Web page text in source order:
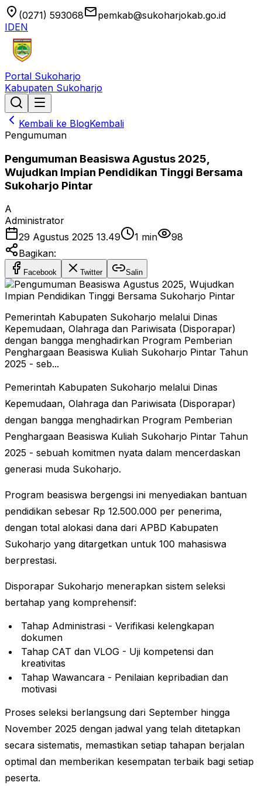
location_on (0271) 593068emailpemkab@sukoharjokab.go.id
IDEN
Portal Sukoharjo
Kabupaten Sukoharjo
Kembali ke BlogKembali
Pengumuman
Pengumuman Beasiswa Agustus 2025,
Wujudkan Impian Pendidikan Tinggi Bersama
Sukoharjo Pintar
A
Administrator
29 Agustus 2025 13.49
1 min
98
Bagikan:
Facebook Twitter Salin
Pemerintah Kabupaten Sukoharjo melalui Dinas
Kepemudaan, Olahraga dan Pariwisata (Disporapar)
dengan bangga menghadirkan Program Pemberian
Penghargaan Beasiswa Kuliah Sukoharjo Pintar Tahun
2025 - seb...
Pemerintah Kabupaten Sukoharjo melalui Dinas
Kepemudaan, Olahraga dan Pariwisata (Disporapar)
dengan bangga menghadirkan Program Pemberian
Penghargaan Beasiswa Kuliah Sukoharjo Pintar Tahun
2025 - sebuah komitmen nyata dalam mencerdaskan
generasi muda Sukoharjo.
Program beasiswa bergengsi ini menyediakan bantuan
pendidikan sebesar Rp 12.500.000 per penerima,
dengan total alokasi dana dari APBD Kabupaten
Sukoharjo yang ditargetkan untuk 100 mahasiswa
berprestasi.
Disporapar Sukoharjo menerapkan sistem seleksi
bertahap yang komprehensif:
Tahap Administrasi - Verifikasi kelengkapan
dokumen
Tahap CAT dan VLOG - Uji kompetensi dan
kreativitas
Tahap Wawancara - Penilaian kepribadian dan
motivasi
Proses seleksi berlangsung dari September hingga
November 2025 dengan jadwal yang telah ditetapkan
secara sistematis, memastikan setiap tahapan berjalan
optimal dan memberikan kesempatan terbaik bagi setiap
peserta.